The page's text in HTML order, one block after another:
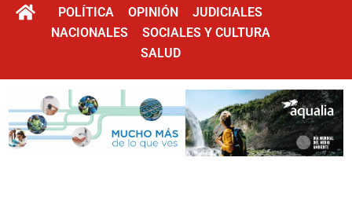
POLÍTICA OPINIÓN
JUDICIALES
NACIONALES
SOCIALES Y CULTURA
SALUD